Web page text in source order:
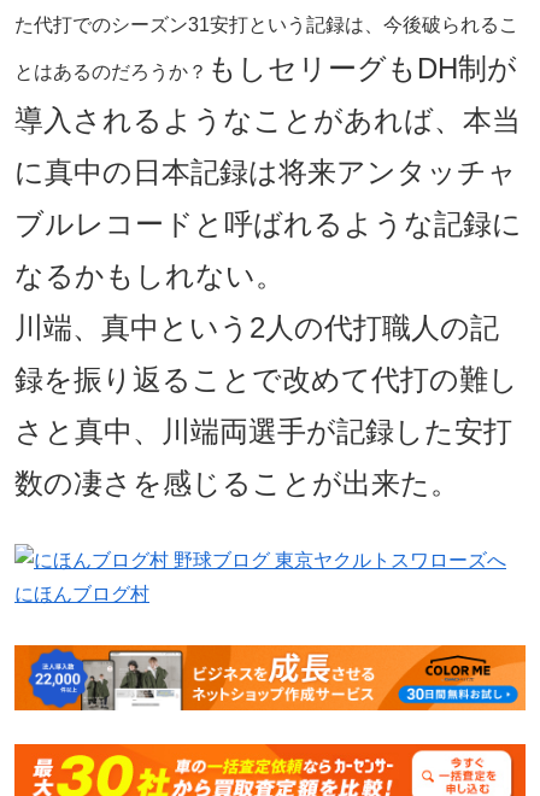
た代打でのシーズン31安打という記録は、今後破られるこ
とはあるのだろうか？ もしセリーグもDH制が
導入されるようなことがあれば、本当
に真中の日本記録は将来アンタッチャ
ブルレコードと呼ばれるような記録に
なるかもしれない。
川端、真中という2人の代打職人の記
録を振り返ることで改めて代打の難し
さと真中、川端両選手が記録した安打
数の凄さを感じることが出来た。
にほんブログ村